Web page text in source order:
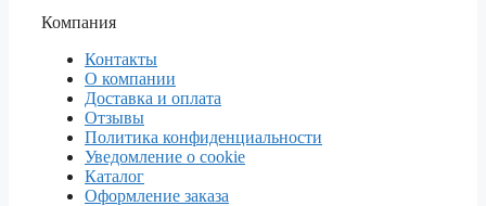
Компания
Контакты
О компании
Доставка и оплата
Отзывы
Политика конфиденциальности
Уведомление о cookie
Каталог
Оформление заказа